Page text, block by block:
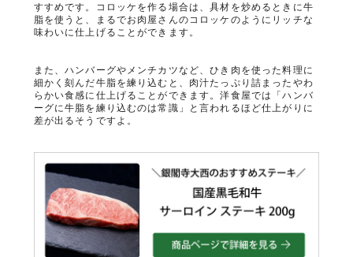
すすめです。コロッケを作る場合は、具材を炒めるときに牛
脂を使うと、まるでお肉屋さんのコロッケのようにリッチな
味わいに仕上げることができます。
また、ハンバーグやメンチカツなど、ひき肉を使った料理に
細かく刻んだ牛脂を練り込むと、肉汁たっぷり詰まったやわ
らかい食感に仕上げることができます。洋食屋では「ハンバ
ーグに牛脂を練り込むのは常識」と言われるほど仕上がりに
差が出るそうですよ。